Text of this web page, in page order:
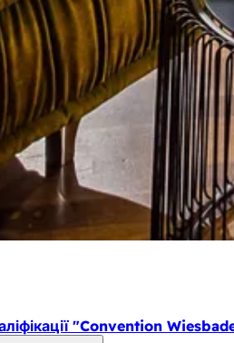
"Convention